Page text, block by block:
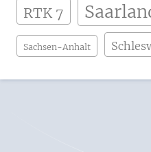
RTK 7
Sachsen-Anhalt